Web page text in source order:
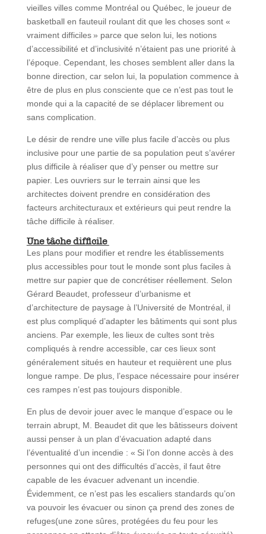
vieilles villes comme Montréal ou Québec, le joueur de
basketball en fauteuil roulant dit que les choses sont «
vraiment difficiles » parce que selon lui, les notions
d’accessibilité et d’inclusivité n’étaient pas une priorité à
l’époque. Cependant, les choses semblent aller dans la
bonne direction, car selon lui, la population commence à
être de plus en plus consciente que ce n’est pas tout le
monde qui a la capacité de se déplacer librement ou
sans complication.
Le désir de rendre une ville plus facile d’accès ou plus
inclusive pour une partie de sa population peut s’avérer
plus difficile à réaliser que d’y penser ou mettre sur
papier. Les ouvriers sur le terrain ainsi que les
architectes doivent prendre en considération des
facteurs architecturaux et extérieurs qui peut rendre la
tâche difficile à réaliser.
Une tâche difficile
Les plans pour modifier et rendre les établissements
plus accessibles pour tout le monde sont plus faciles à
mettre sur papier que de concrétiser réellement. Selon
Gérard Beaudet, professeur d’urbanisme et
d’architecture de paysage à l’Université de Montréal, il
est plus compliqué d’adapter les bâtiments qui sont plus
anciens. Par exemple, les lieux de cultes sont très
compliqués à rendre accessible, car ces lieux sont
généralement situés en hauteur et requièrent une plus
longue rampe. De plus, l’espace nécessaire pour insérer
ces rampes n’est pas toujours disponible.
En plus de devoir jouer avec le manque d’espace ou le
terrain abrupt, M. Beaudet dit que les bâtisseurs doivent
aussi penser à un plan d’évacuation adapté dans
l’éventualité d’un incendie : « Si l’on donne accès à des
personnes qui ont des difficultés d’accès, il faut être
capable de les évacuer advenant un incendie.
Évidemment, ce n’est pas les escaliers standards qu’on
va pouvoir les évacuer ou sinon ça prend des zones de
refuges(une zone sûres, protégées du feu pour les